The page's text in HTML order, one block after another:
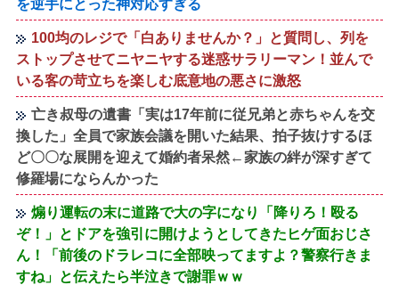
を逆手にとった神対応すぎる
100均のレジで「白ありませんか？」と質問し、列を
ストップさせてニヤニヤする迷惑サラリーマン！並んで
いる客の苛立ちを楽しむ底意地の悪さに激怒
亡き叔母の遺書「実は17年前に従兄弟と赤ちゃんを交
換した」全員で家族会議を開いた結果、拍子抜けするほ
ど〇〇な展開を迎えて婚約者呆然←家族の絆が深すぎて
修羅場にならんかった
煽り運転の末に道路で大の字になり「降りろ！殴る
ぞ！」とドアを強引に開けようとしてきたヒゲ面おじさ
ん！「前後のドラレコに全部映ってますよ？警察行きま
すね」と伝えたら半泣きで謝罪ｗｗ